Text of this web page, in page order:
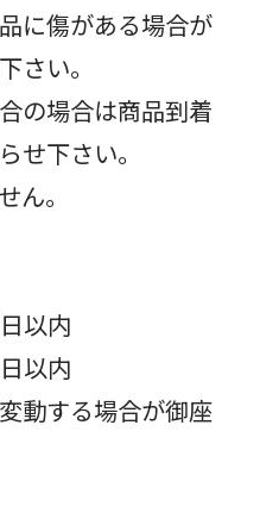
に傷がある場合が
さい。
の場合は商品到着
せ下さい。
ん。
以内
以内
動する場合が御座